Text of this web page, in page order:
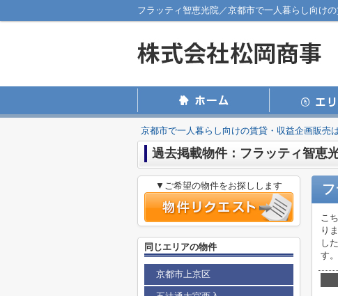
フラッティ智恵光院／京都市で一人暮らし向け
京都市で一人暮らし向けの賃貸・収益企画販売
過去掲載物件：フラッティ智恵
こ
り
し
す
▼ご希望の物件をお探しします
同じエリアの物件
京都市上京区